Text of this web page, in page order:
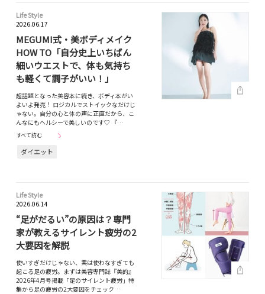
Life Style
2026.06.17
MEGUMI式・美ボディメイク
HOW TO「自分史上いちばん
細いウエストで、体も気持ち
も軽くて調子がいい！」
超話題となった美容本に続き、ボディ本がい
よいよ発売！ ロジカルでストイックなだけじ
ゃない。自分の心と体の声に正直だから、こ
んなにもヘルシーで美しいのです♡ 『…
すべて読む
ダイエット
Life Style
2026.06.14
“足がだるい”の原因は？専門
家が教えるサイレント疲労の2
大要因を解説
使いすぎだけじゃない、実は使わなすぎても
起こる足の疲労。まずは美容専門誌『美的』
2026年4月号掲載「足のサイレント疲労」特
集から足の疲労の2大要因をチェック…